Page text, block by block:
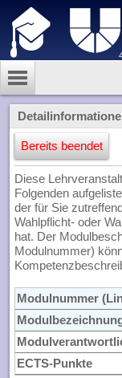
Bereits beendet
Diese
Folgenden
der für Sie
Wahlpflicht- oder
hat. Der
Modulnummer)
Modulnummer
ECTS-Punkte